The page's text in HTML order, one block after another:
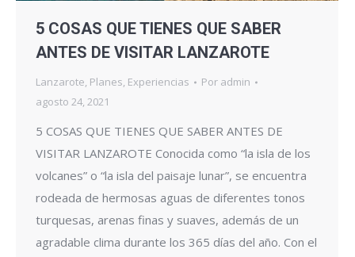
5 COSAS QUE TIENES QUE SABER
ANTES DE VISITAR LANZAROTE
Lanzarote, Planes, Experiencias Por admin
agosto 24, 2021
5 COSAS QUE TIENES QUE SABER ANTES DE
VISITAR LANZAROTE Conocida como “la isla de los
volcanes” o “la isla del paisaje lunar”, se encuentra
rodeada de hermosas aguas de diferentes tonos
turquesas, arenas finas y suaves, además de un
agradable clima durante los 365 días del año. Con el